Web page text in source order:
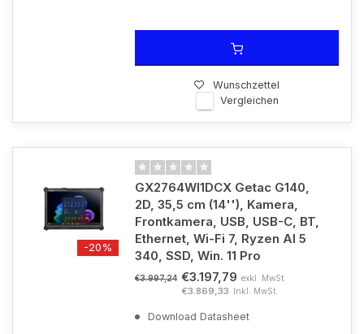
Wunschzettel
Vergleichen
-20%
GX2764WI1DCX Getac G140,
2D, 35,5 cm (14''), Kamera,
Frontkamera, USB, USB-C, BT,
Ethernet, Wi-Fi 7, Ryzen AI 5
340, SSD, Win. 11 Pro
€3.997,24 €3.197,79 exkl. MwSt.
€3.869,33 Inkl. MwSt.
Download Datasheet